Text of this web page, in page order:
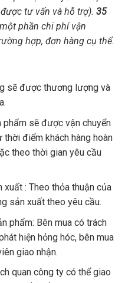
tư vấn và hỗ trợ). 35
phần chi phí vận
hợp, đơn hàng cụ thể.
sẽ được thương lượng và
sẽ được vận chuyển
điểm khách hàng hoàn
theo thời gian yêu cầu
: Theo thỏa thuận của
sản xuất theo yêu cầu.
phẩm: Bên mua có trách
hiện hỏng hóc, bên mua
giao nhận.
quan công ty có thể giao